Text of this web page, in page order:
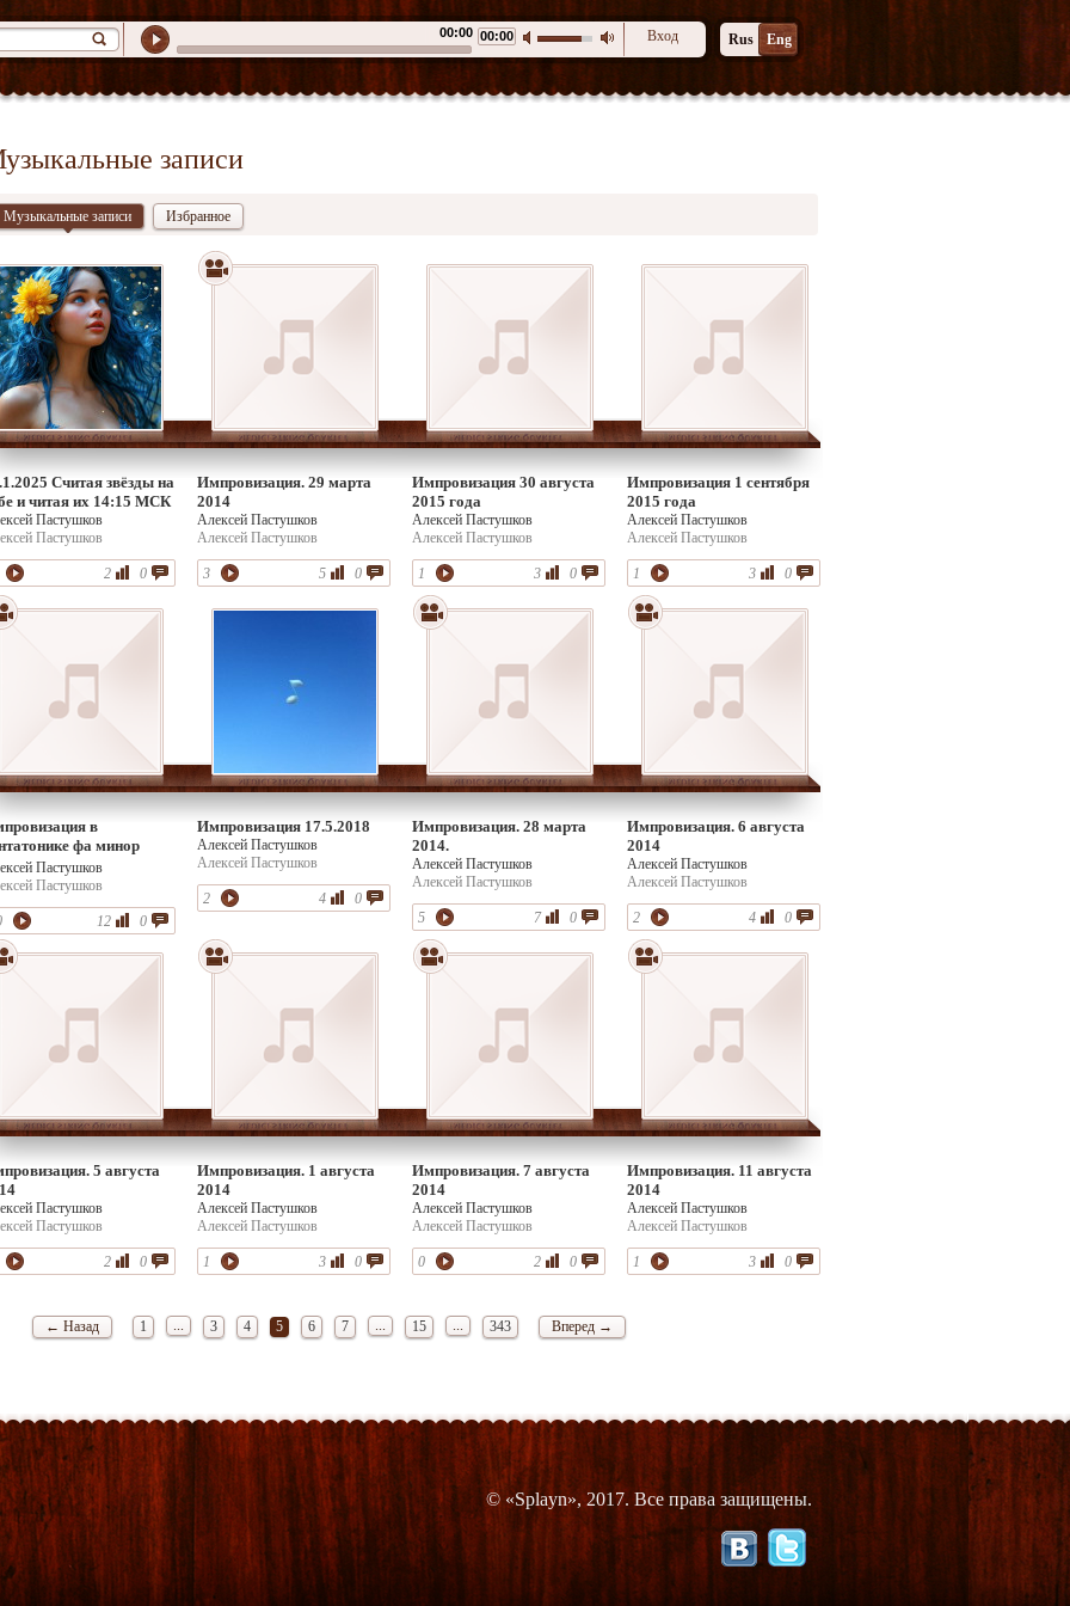
00:00 00:00 Вход Rus Eng
записи
Музыкальные записи Избранное
Считая звёзды на
и читая их 14:15 МСК
Пастушков
Пастушков
0
2
Импровизация. 29 марта
2014
Алексей Пастушков
Алексей Пастушков
3 0
5
Импровизация 30 августа
2015 года
Алексей Пастушков
Алексей Пастушков
1 0
3
Импровизация 1 сентября
2015 года
Алексей Пастушков
Алексей Пастушков
1 0
3
в
фа минор
Пастушков
Пастушков
0
12
Импровизация 17.5.2018
Алексей Пастушков
Алексей Пастушков
2 0
4
Импровизация. 28 марта
2014.
Алексей Пастушков
Алексей Пастушков
5 0
7
Импровизация. 6 августа
2014
Алексей Пастушков
Алексей Пастушков
2 0
4
5 августа
Пастушков
Пастушков
0
2
Импровизация. 1 августа
2014
Алексей Пастушков
Алексей Пастушков
1 0
3
Импровизация. 7 августа
2014
Алексей Пастушков
Алексей Пастушков
0 0
2
Импровизация. 11 августа
2014
Алексей Пастушков
Алексей Пастушков
1 0
3
← Назад 1 ... 3 4 5 6 7 ... 15 ... 343 Вперед →
© «Splayn», 2017. Все права защищены.